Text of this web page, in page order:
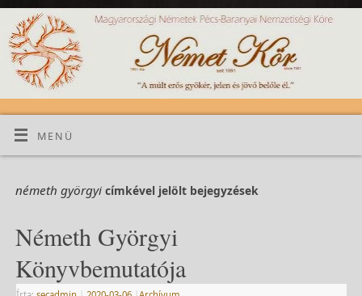
MENÜ
németh györgyicímkével jelölt bejegyzések
Németh Györgyi
Könyvbemutatója